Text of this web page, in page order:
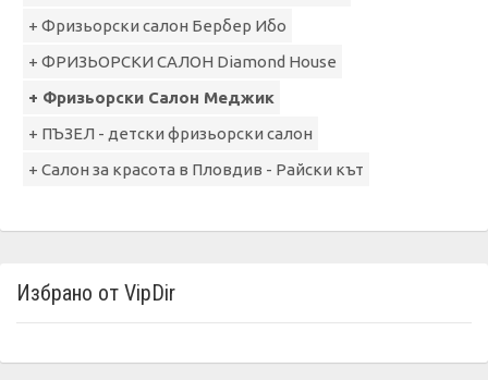
+ Фризьорски салон Бербер Ибо
+ ФРИЗЬОРСКИ САЛОН Diamond House
+ Фризьорски Салон Меджик
+ ПЪЗЕЛ - детски фризьорски салон
+ Салон за красота в Пловдив - Райски кът
Избрано от VipDir